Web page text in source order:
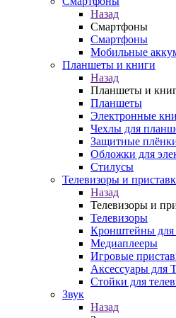
Назад
Смартфоны
Смартфоны
Мобильные
Планшеты и книги
Назад
Планшеты и
Планшеты
Электронные
Чехлы для
Защитные
Обложки для
Стилусы
Телевизоры и
Назад
Телевизоры и
Телевизоры
Кронштейны для
Медиаплееры
Игровые
Аксессуары для
Стойки для
Звук
Назад